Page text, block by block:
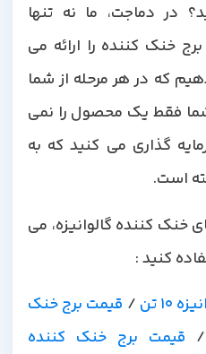
در دماجت، ما نه تنها
خنک کننده را ارائه می
که در هر مرحله از شما
فقط یک محصول را نمی
گذاری می کنید که به
است.
خنک کننده گالوانیزه، می
کنید :
تن
/ قیمت برج خنک
/ قیمت برج خنک کننده